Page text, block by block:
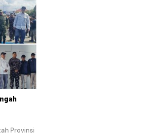
Provinsi